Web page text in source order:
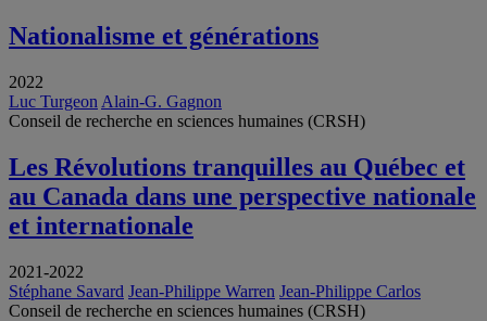
Nationalisme et générations
2022
Luc Turgeon Alain-G. Gagnon
Conseil de recherche en sciences humaines (CRSH)
Les Révolutions tranquilles au Québec et
au Canada dans une perspective nationale
et internationale
2021-2022
Stéphane Savard Jean-Philippe Warren Jean-Philippe Carlos
Conseil de recherche en sciences humaines (CRSH)